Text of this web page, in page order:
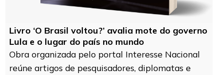
Livro ‘O Brasil voltou?’ avalia mote do governo
Lula e o lugar do país no mundo
Obra organizada pelo portal Interesse Nacional
reúne artigos de pesquisadores, diplomatas e